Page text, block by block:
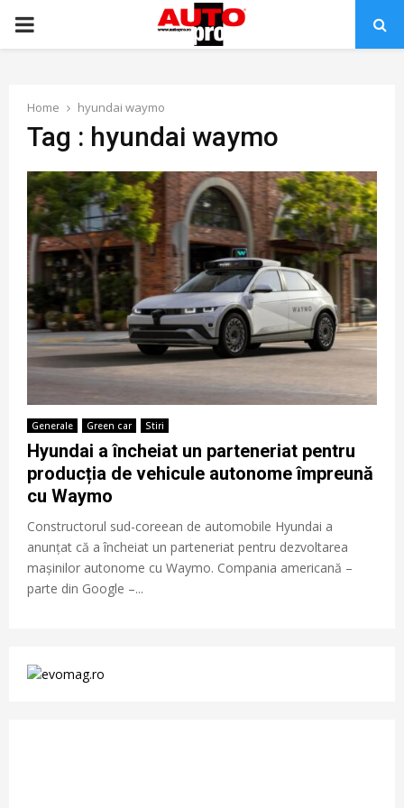
PRIMARY
Home hyundai waymo
Tag : hyundai waymo
Generale Green car Stiri
Hyundai a încheiat un parteneriat pentru
producția de vehicule autonome împreună
cu Waymo
Constructorul sud-coreean de automobile Hyundai a
anunțat că a încheiat un parteneriat pentru dezvoltarea
mașinilor autonome cu Waymo. Compania americană –
parte din Google –...